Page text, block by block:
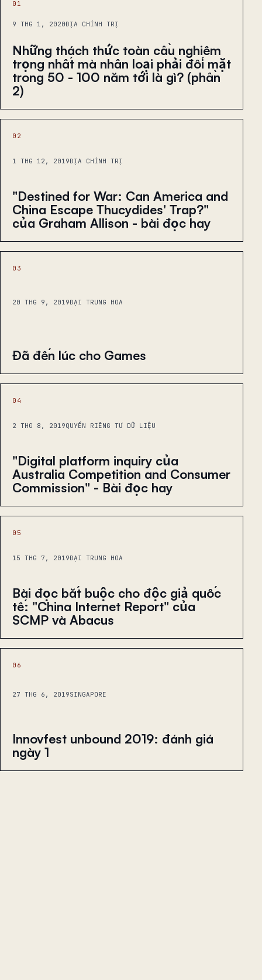
01
9 THG 1, 2020ĐỊA CHÍNH TRỊ
Những thách thức toàn cầu nghiêm
trọng nhất mà nhân loại phải đối mặt
trong 50 - 100 năm tới là gì? (phần
2)
02
1 THG 12, 2019ĐỊA CHÍNH TRỊ
"Destined for War: Can America and
China Escape Thucydides' Trap?"
của Graham Allison - bài đọc hay
03
20 THG 9, 2019ĐẠI TRUNG HOA
Đã đến lúc cho Games
04
2 THG 8, 2019QUYỀN RIÊNG TƯ DỮ LIỆU
"Digital platform inquiry của
Australia Competition and Consumer
Commission" - Bài đọc hay
05
15 THG 7, 2019ĐẠI TRUNG HOA
Bài đọc bắt buộc cho độc giả quốc
tế: "China Internet Report" của
SCMP và Abacus
06
27 THG 6, 2019SINGAPORE
Innovfest unbound 2019: đánh giá
ngày 1